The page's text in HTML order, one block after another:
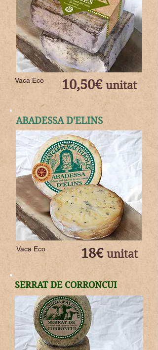
Vaca Eco 10,50€ unitat
ABADESSA D'ELINS
Vaca Eco 18€ unitat
SERRAT DE CORRONCUI